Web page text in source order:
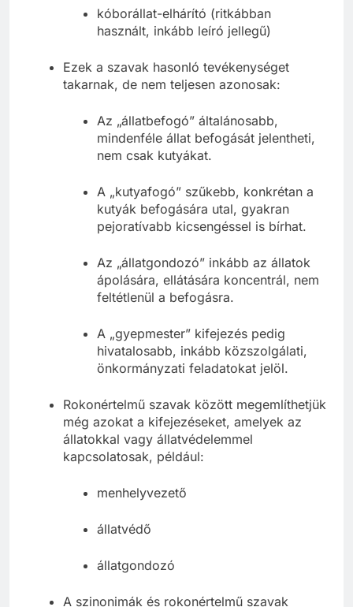
kóborállat-elhárító (ritkábban
Ezek a szavak hasonló tevékenységet
Az „állatbefogó” általánosabb,
mindenféle állat befogását jelentheti,
A „kutyafogó” szűkebb, konkrétan a
kutyák befogására utal, gyakran
Az „állatgondozó” inkább az állatok
ápolására, ellátására koncentrál, nem
A „gyepmester” kifejezés pedig
hivatalosabb, inkább közszolgálati,
Rokonértelmű szavak között megemlíthetjük
még azokat a kifejezéseket, amelyek az
állatokkal vagy állatvédelemmel